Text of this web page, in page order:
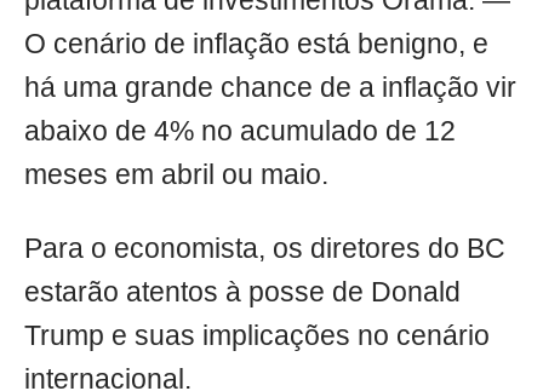
O cenário de inflação está benigno, e
há uma grande chance de a inflação vir
abaixo de 4% no acumulado de 12
meses em abril ou maio.
Para o economista, os diretores do BC
estarão atentos à posse de Donald
Trump e suas implicações no cenário
internacional.